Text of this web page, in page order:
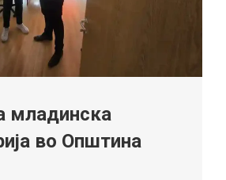
младинска
во Општина